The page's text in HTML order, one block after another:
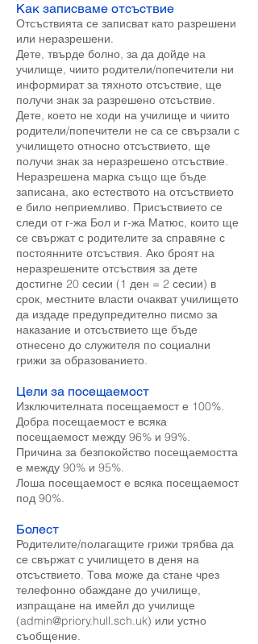
Как записваме отсъствие
Отсъствията се записват като разрешени
или неразрешени.
Дете, твърде болно, за да дойде на
училище, чиито родители/попечители ни
информират за тяхното отсъствие, ще
получи знак за разрешено отсъствие.
Дете, което не ходи на училище и чиито
родители/попечители не са се свързали с
училището относно отсъствието, ще
получи знак за неразрешено отсъствие.
Неразрешена марка също ще бъде
записана, ако естеството на отсъствието
е било неприемливо. Присъствието се
следи от г-жа Бол и г-жа Матюс, които ще
се свържат с родителите за справяне с
постоянните отсъствия. Ако броят на
неразрешените отсъствия за дете
достигне 20 сесии (1 ден = 2 сесии) в
срок, местните власти очакват училището
да издаде предупредително писмо за
наказание и отсъствието ще бъде
отнесено до служителя по социални
грижи за образованието.
Цели за посещаемост
Изключителната посещаемост е 100%.
Добра посещаемост е всяка
посещаемост между 96% и 99%.
Причина за безпокойство посещаемостта
е между 90% и 95%.
Лоша посещаемост е всяка посещаемост
под 90%.
Болест
Родителите/полагащите грижи трябва да
се свържат с училището в деня на
отсъствието. Това може да стане чрез
телефонно обаждане до училище,
изпращане на имейл до училище
(admin@priory.hull.sch.uk) или устно
съобщение.